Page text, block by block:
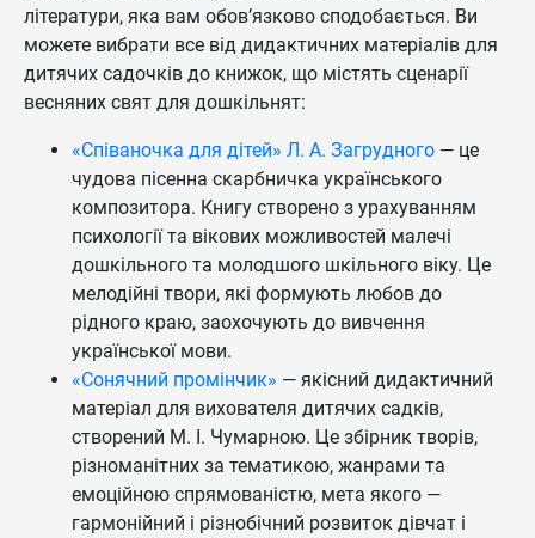
літератури, яка вам обов’язково сподобається. Ви
можете вибрати все від дидактичних матеріалів для
дитячих садочків до книжок, що містять сценарії
весняних свят для дошкільнят:
«Співаночка для дітей» Л. А. Загрудного — це
чудова пісенна скарбничка українського
композитора. Книгу створено з урахуванням
психології та вікових можливостей малечі
дошкільного та молодшого шкільного віку. Це
мелодійні твори, які формують любов до
рідного краю, заохочують до вивчення
української мови.
«Сонячний промінчик» — якісний дидактичний
матеріал для вихователя дитячих садків,
створений М. І. Чумарною. Це збірник творів,
різноманітних за тематикою, жанрами та
емоційною спрямованістю, мета якого —
гармонійний і різнобічний розвиток дівчат і